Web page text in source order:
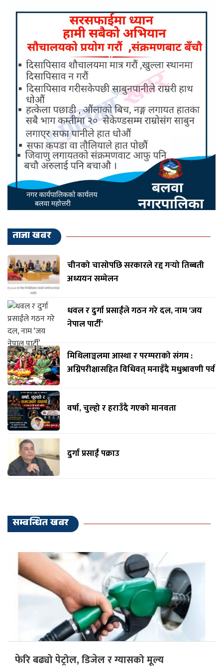
ताजा खबर
चीनको चासोपछि सरकारले रद्द गर्‍यो तिब्बती
अध्ययन सम्मेलन
धवल र दुर्गा प्रसाईंले गठन गरे दल, नाम ‘जय
नेपाल पार्टी’
मिथिलाञ्चलमा आस्था र परम्पराको संगम :
अग्निपरीक्षासहित विधिवत् मनाइँदै मधुश्रावणी पर्व
वर्षा, चुल्हो र हराउँदै गएको मानवता
दुर्गा प्रसाईं पक्राउ
सम्बन्धित खबर
फेरि बढ्यो पेट्रोल, डिजेल र ग्यासको मूल्य